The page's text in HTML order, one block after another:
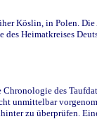
Köslin, in Polen.
Heimatkreises
des
unmittelbar
zu überprüfen.